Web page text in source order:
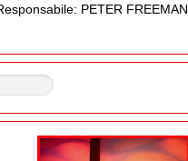
PETER FREEMAN